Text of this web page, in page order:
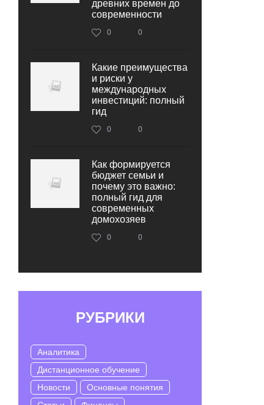
древних времен до
современности
0 0
Какие преимущества
и риски у
международных
инвестиций: полный
гид
0 0
Как формируется
бюджет семьи и
почему это важно:
полный гид для
современных
домохозяев
0 0
РУБРИКИ
Аналитика
Дистанционное обучение
Новости
Основные понятия